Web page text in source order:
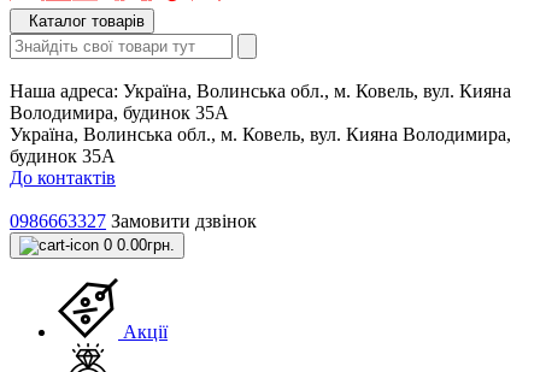
Каталог товарів
Наша адреса: Україна, Волинська обл., м. Ковель, вул. Кияна
Володимира, будинок 35А
Україна, Волинська обл., м. Ковель, вул. Кияна Володимира,
будинок 35А
До контактів
0986663327 Замовити дзвінок
0 0.00грн.
Акції